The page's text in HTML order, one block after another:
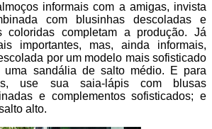
informais com a amigas, invista
com blusinhas descoladas e
coloridas completam a produção. Já
importantes, mas, ainda informais,
por um modelo mais sofisticado
sandália de salto médio. E para
use sua saia-lápis com blusas
e complementos sofisticados; e
alto.